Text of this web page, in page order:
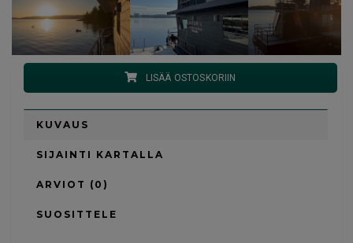
LISÄÄ OSTOSKORIIN
KUVAUS
SIJAINTI KARTALLA
ARVIOT (0)
SUOSITTELE